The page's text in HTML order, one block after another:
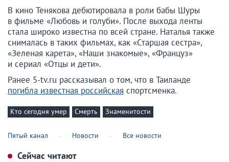
В кино Тенякова дебютировала в роли бабы Шуры
в фильме «Любовь и голуби». После выхода ленты
стала широко известна по всей стране. Наталья также
снималась в таких фильмах, как «Старшая сестра»,
«Зеленая карета», «Наши знакомые», «Француз»
и сериал «Отцы и дети».
Ранее 5-tv.ru рассказывал о том, что в Таиланде
погибла известная российская спортсменка.
Кто сегодня умер Смерть Знаменитости
Пятый канал Новости Все новости
Сейчас читают